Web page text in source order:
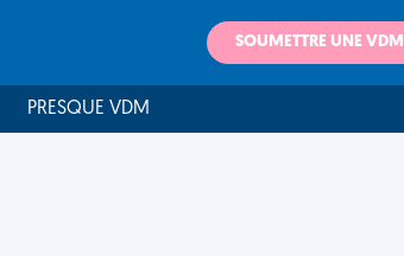
SOUMETTRE UNE VDM
PRESQUE VDM